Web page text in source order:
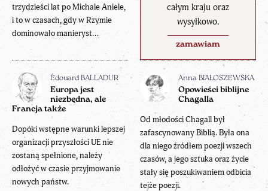
całym kraju oraz
wysyłkowo.
zamawiam
trzydzieści lat po Michale Aniele,
i to w czasach, gdy w Rzymie
dominowało manieryst...
Édouard BALLADUR
Europa jest
niezbędna, ale
Francja także
Dopóki wstępne warunki lepszej
organizacji przyszłości UE nie
zostaną spełnione, należy
odłożyć w czasie przyjmowanie
nowych państw.
Anna BIAŁOSZEWSKA
Opowieści biblijne
Chagalla
Od młodości Chagall był
zafascynowany Biblią. Była ona
dla niego źródłem poezji wszech
czasów, a jego sztuka oraz życie
stały się poszukiwaniem odbicia
tejże poezji.